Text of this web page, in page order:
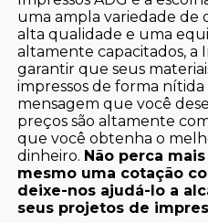
uma ampla variedade de
alta qualidade e uma
altamente capacitados, a
garantir que seus
impressos de forma
mensagem que você
preços são altamente
que você obtenha o
dinheiro. Não perca
mesmo uma cotação
deixe-nos ajudá-lo a
seus projetos de